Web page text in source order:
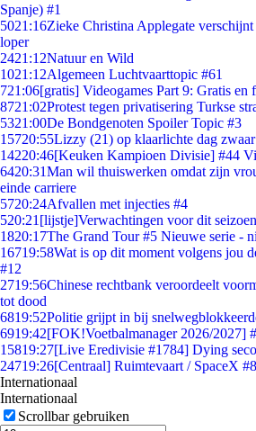
Spanje) #1
5021:16Zieke Christina Applegate
loper
2421:12Natuur en Wild
1021:12Algemeen Luchtvaarttopic #61
721:06[gratis] Videogames Part 9: Gratis en
8721:02Protest tegen privatisering Turkse
5321:00De Bondgenoten Spoiler Topic #3
15720:55Lizzy (21) op klaarlichte dag
14220:46[Keuken Kampioen Divisie] #44
6420:31Man wil thuiswerken omdat zijn
einde carriere
5720:24Afvallen met injecties #4
520:21 [lijstje]Verwachtingen voor dit seizoen
1820:17The Grand Tour #5 Nieuwe serie -
16719:58Wat is op dit moment volgens jou
#12
2719:56Chinese rechtbank veroordeelt
tot dood
6819:52Politie grijpt in bij
6919:42[FOK!Voetbalmanager 2026/2027]
15819:27[Live Eredivisie #1784] Dying
24719:26[Centraal] Ruimtevaart / SpaceX
Internationaal
Internationaal
Scrollbar gebruiken